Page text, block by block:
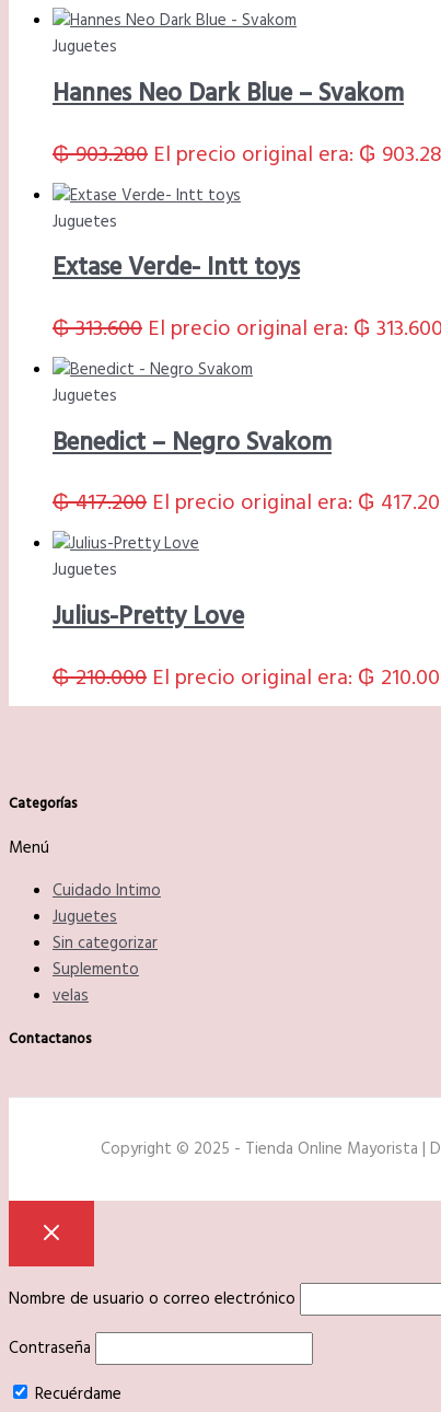
Juguetes
Hannes Neo Dark Blue – Svakom
₲903.280 El precio original era: ₲
Juguetes
Extase Verde- Intt toys
₲313.600 El precio original era: ₲
Juguetes
Benedict – Negro Svakom
₲417.200 El precio original era: ₲
Juguetes
Julius-Pretty Love
₲210.000 El precio original era: ₲
Categorías
Menú
Cuidado Intimo
Juguetes
Sin categorizar
Suplemento
velas
Contactanos
Copyright © 2025 - Tienda Online Mayorista |
Nombre de usuario o correo electrónico
Contraseña
Recuérdame